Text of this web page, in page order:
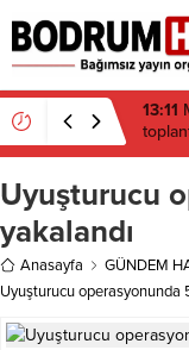
13:11
Uyuşturucu
yakalandı
Anasayfa GÜNDEM
Uyuşturucu operasyonunda